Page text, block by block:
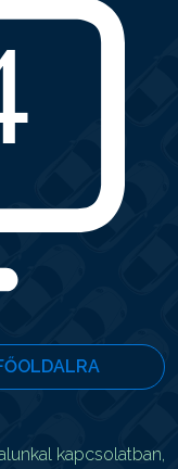
kapcsolatban,